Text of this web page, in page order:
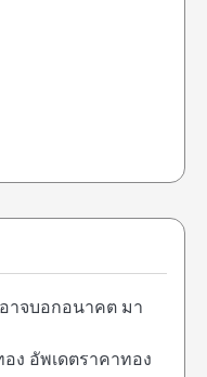
าจบอกอนาคต มา
ง อัพเดตราคาทอง